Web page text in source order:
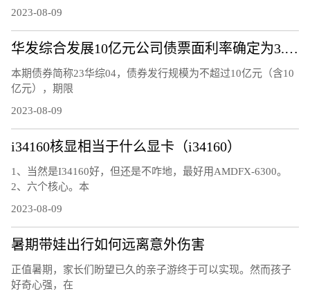
2023-08-09
华发综合发展10亿元公司债票面利率确定为3.37%
本期债券简称23华综04，债券发行规模为不超过10亿元（含10
亿元），期限
2023-08-09
i34160核显相当于什么显卡（i34160）
1、当然是I34160好，但还是不咋地，最好用AMDFX-6300。
2、六个核心。本
2023-08-09
暑期带娃出行如何远离意外伤害
正值暑期，家长们盼望已久的亲子游终于可以实现。然而孩子
好奇心强，在